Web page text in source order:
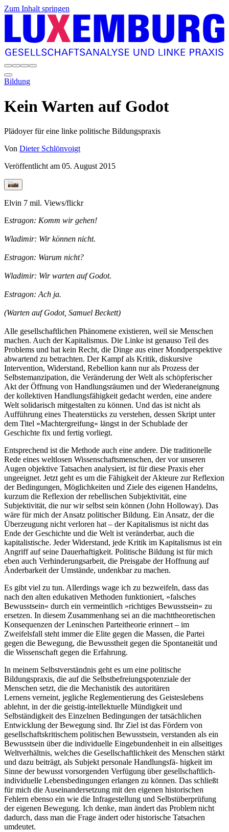
Zum Inhalt springen
Bildung
Kein Warten auf Godot
Plädoyer für eine linke politische Bildungspraxis
Von Dieter Schlönvoigt
Veröffentlicht am 05. August 2015
Elvin 7 mil. Views/flickr
Estragon: Komm wir gehen!
Wladimir: Wir können nicht.
Estragon: Warum nicht?
Wladimir: Wir warten auf Godot.
Estragon: Ach ja.
(Warten auf Godot, Samuel Beckett)
Alle gesellschaftlichen Phänomene existieren, weil sie Menschen
machen. Auch der Kapitalismus. Die Linke ist genauso Teil des
Problems und hat kein Recht, die Dinge aus einer Mondperspektive
abwartend zu betrachten. Der Kampf als Kritik, diskursive
Intervention, Widerstand, Rebellion kann nur als Prozess der
Selbstemanzipation, die Veränderung der Welt als schöpferischer
Akt der Öffnung von Handlungsräumen und der Wiederaneignung
der kollektiven Handlungsfähigkeit gedacht werden, eine andere
Welt solidarisch mitgestalten zu können. Und das ist nicht als
Aufführung eines Theaterstücks zu verstehen, dessen Skript unter
dem Titel »Machtergreifung« längst in der Schublade der
Geschichte fix und fertig vorliegt.
Entsprechend ist die Methode auch eine andere. Die traditionelle
Rede eines weltlosen Wissenschaftsmenschen, der vor unseren
Augen objektive Tatsachen analysiert, ist für diese Praxis eher
ungeeignet. Jetzt geht es um die Fähigkeit der Akteure zur Reflexion
der Bedingungen, Möglichkeiten und Ziele des eigenen Handelns,
kurzum die Reflexion der rebellischen Subjektivität, eine
Subjektivität, die nur wir selbst sein können (John Holloway). Das
wäre für mich der Ansatz politischer Bildung. Ein Ansatz, der die
Überzeugung nicht verloren hat – der Kapitalismus ist nicht das
Ende der Geschichte und die Welt ist veränderbar, auch die
kapitalistische. Jeder Widerstand, jede Kritik im Kapitalismus ist ein
Angriff auf seine Dauerhaftigkeit. Politische Bildung ist für mich
eben auch Verhinderungsarbeit, die Preisgabe der Hoffnung auf
Änderbarkeit der Umstände, undenkbar zu machen.
Es gibt viel zu tun. Allerdings wage ich zu bezweifeln, dass das
nach den alten edukativen Methoden funktioniert, »falsches
Bewusstsein« durch ein vermeintlich »richtiges Bewusstsein« zu
ersetzen. In diesem Zusammenhang sei an die machttheoretischen
Konsequenzen der Leninschen Parteitheorie erinnert – im
Zweifelsfall steht immer die Elite gegen die Massen, die Partei
gegen die Bewegung, die Bewusstheit gegen die Spontaneität und
die Wissenschaft gegen die Erfahrung.
In meinem Selbstverständnis geht es um eine politische
Bildungspraxis, die auf die Selbstbefreiungspotenziale der
Menschen setzt, die die Mechanistik des autoritären
Lernens verneint, jegliche Reglementierung des Geisteslebens
ablehnt, in der die geistig-intellektuelle Mündigkeit und
Selbständigkeit des Einzelnen Bedingungen der tatsächlichen
Entwicklung der Bewegung sind. Ihr Ziel ist das Fördern von
gesellschaftskritischem politischen Bewusstsein, verstanden als ein
Bewusstsein über die individuelle Eingebundenheit in ein allseitiges
Weltverhältnis, welches die Gesellschaftlichkeit des Menschen stärkt
und dazu beiträgt, als Subjekt personale Handlungsfä- higkeit im
Sinne der bewusst vorsorgenden Verfügung über gesellschaftlich-
individuelle Lebensbedingungen erlangen zu können. Das schließt
für mich die Auseinandersetzung mit den eigenen historischen
Fehlern ebenso ein wie die Infragestellung und Selbstüberprüfung
der eigenen Bewegung. Ich denke, man ändert das Problem nicht
dadurch, dass man die Frage ändert oder historische Tatsachen
umdeutet.